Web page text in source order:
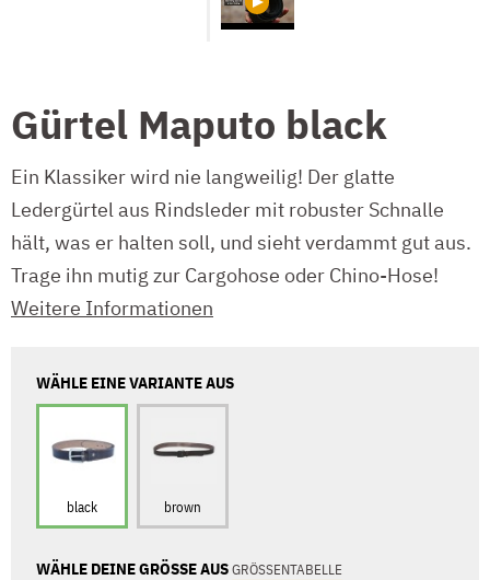
Gürtel Maputo black
Ein Klassiker wird nie langweilig! Der glatte
Ledergürtel aus Rindsleder mit robuster Schnalle
hält, was er halten soll, und sieht verdammt gut aus.
Trage ihn mutig zur Cargohose oder Chino-Hose!
Weitere Informationen
WÄHLE EINE VARIANTE AUS
black brown
WÄHLE DEINE GRÖSSE AUSGRÖSSENTABELLE